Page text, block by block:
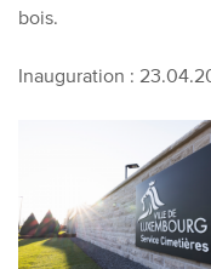
bois.
Inauguration :